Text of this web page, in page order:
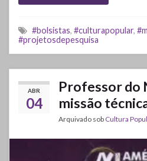
#bolsistas, #culturapopular,
#projetosdepesquisa
ABR
04
Professor do
missão
Arquivado sob Cultura